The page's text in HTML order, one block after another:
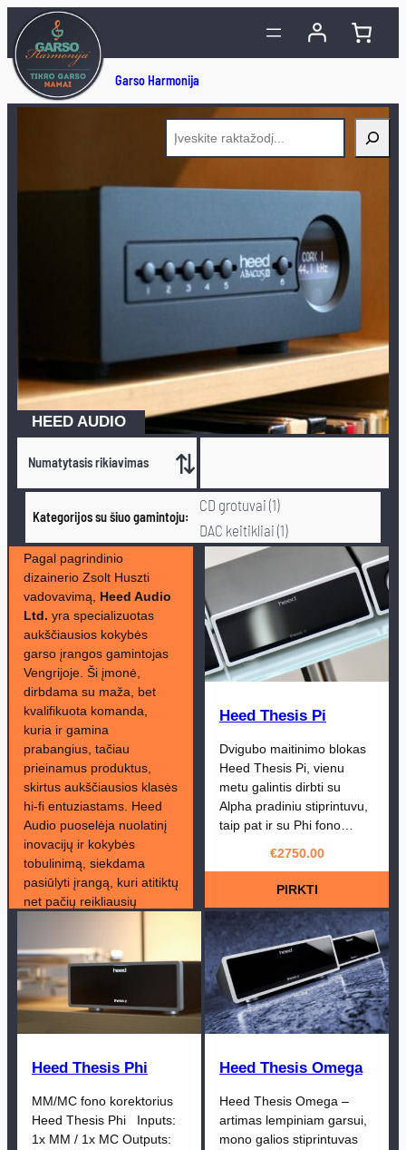
prie
turinio
HEED AUDIO
Heed Audio
Pagal pagrindinio
dizainerio Zsolt Huszti
vadovavimą, Heed Audio
Ltd. yra specializuotas
aukščiausios kokybės
garso įrangos gamintojas
Vengrijoje. Ši įmonė,
dirbdama su maža, bet
kvalifikuota komanda,
kuria ir gamina
prabangius, tačiau
prieinamus produktus,
skirtus aukščiausios klasės
hi-fi entuziastams. Heed
Audio puoselėja nuolatinį
inovacijų ir kokybės
tobulinimą, siekdama
pasiūlyti įrangą, kuri atitiktų
net pačių reikliausių
konkurencingą kainą.
Kategorijos su šiuo gamintoju
CD grotuvai (1)
DAC keitikliai (1)
Galios stiprintuvai (2)
Integruoti stiprintuvai (3)
Korekciniai stiprintuvai (3)
Pradiniai stiprintuvai (1)
Tinklo grotuvai (1)
Ausinės (1)
Naujienos (1)
Stiprintuvai (3)
Heed Thesis Pi
Dvigubo maitinimo blokas
Heed Thesis Pi, vienu
metu galintis dirbti su
Alpha pradiniu stiprintuvu,
taip pat ir su Phi fono…
€2750.00
PIRKTI
Heed Thesis Phi
MM/MC fono korektorius
Heed Thesis Phi Inputs:
1x MM / 1x MC Outputs:
Heed Thesis Omega
Heed Thesis Omega –
artimas lempiniam garsui,
mono galios stiprintuvas